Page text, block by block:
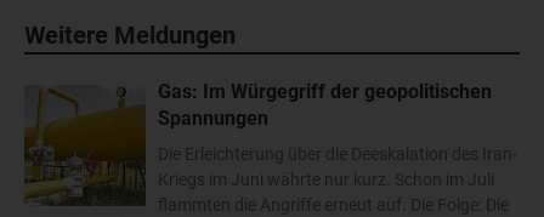
Weitere Meldungen
Gas: Im Würgegriff der geopolitischen
Spannungen
Die Erleichterung über die Deeskalation des Iran-
Kriegs im Juni währte nur kurz. Schon im Juli
flammten die Angriffe erneut auf. Die Folge: Die